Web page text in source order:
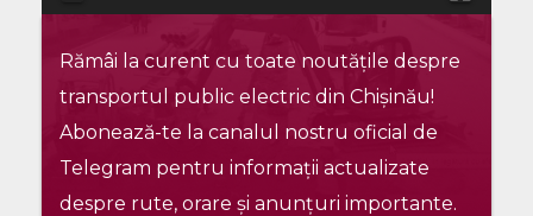
Rămâi la curent cu toate noutățile despre
transportul public electric din Chișinău!
Abonează-te la canalul nostru oficial de
Telegram pentru informații actualizate
despre rute, orare și anunțuri importante.